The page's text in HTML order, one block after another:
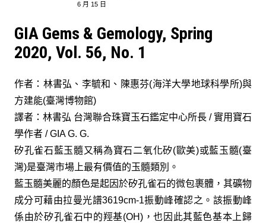
6 月 15 日
GIA Gems & Gemology, Spring
2020, Vol. 56, No. 1
作者：林書弘、李毓和、陳惠芬(海洋大學地球科學所)與
方建能(臺灣博物館)
譯者：林書弘 台灣聯合珠寶玉石鑑定中心所長 / 實用寶石
學作者 / GIA G. G.
矽孔雀石藍玉髓又稱為寶石二氧化矽(歐美)或藍玉髓(臺
灣)是臺灣市場上最有價值的玉髓類別。
藍玉髓美麗的顏色是起因於矽孔雀石的微包裹體，其礦物
成分可藉由拉曼光譜3619cm-1振動峰確認之。該振動峰
係由於矽孔雀石中的羥基(OH)，也因此其藍色基本上歸